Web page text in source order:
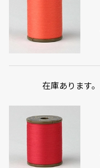
在庫あります。